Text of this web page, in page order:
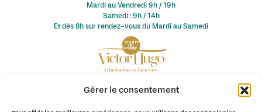
Gérer le consentement
Mardi au Vendredi 9h / 19h
Samedi : 9h / 14h
Et dès 8h sur rendez-vous du Mardi au Samedi
© 2026 Fontaine des Sens / Centre de Beauté Victor Hugo. Tous
droits réservés.